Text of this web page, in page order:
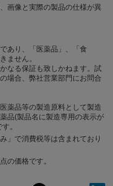
画像と実際の製品の仕様が異
あり、「医薬品」、「食
ません。
なる保証も致しかねます。試
場合、弊社営業部門にお問合
薬品等の製造原料として製造
品(製品名に製造専用の表示が
。
」で消費税等は含まれており
の価格です。